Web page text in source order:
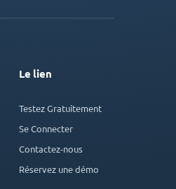
Le lien
Testez Gratuitement
Se Connecter
Contactez-nous
Réservez une démo